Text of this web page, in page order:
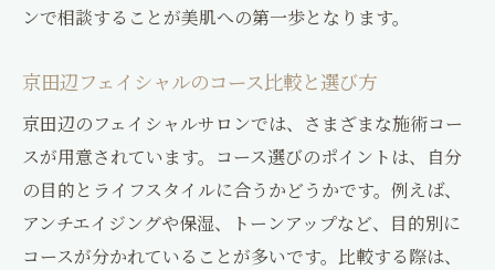
ンで相談することが美肌への第一歩となります。
京田辺フェイシャルのコース比較と選び方
京田辺のフェイシャルサロンでは、さまざまな施術コー
スが用意されています。コース選びのポイントは、自分
の目的とライフスタイルに合うかどうかです。例えば、
アンチエイジングや保湿、トーンアップなど、目的別に
コースが分かれていることが多いです。比較する際は、